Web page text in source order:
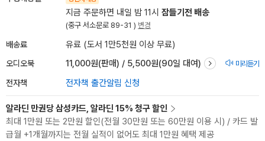
지금 주문하면 내일 밤 11시 잠들기전 배송
(중구 서소문로 89-31 ) 변경
배송료 유료 (도서 1만5천원 이상 무료)
오디오북 11,000원(판매) / 5,500원(90일 대여) 미리듣기
전자책 전자책 출간알림 신청
알라딘 만권당 삼성카드, 알라딘 15% 청구 할인
최대 1만원 또는 2만원 할인(전월 30만원 또는 60만원 이용 시) / 카드 발
급월 +1개월까지는 전월 실적이 없어도 최대 1만원 혜택 제공